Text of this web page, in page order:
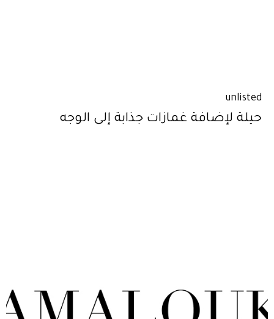
unlisted
حيلة لإضافة غمازات جذابة إلى الوجه